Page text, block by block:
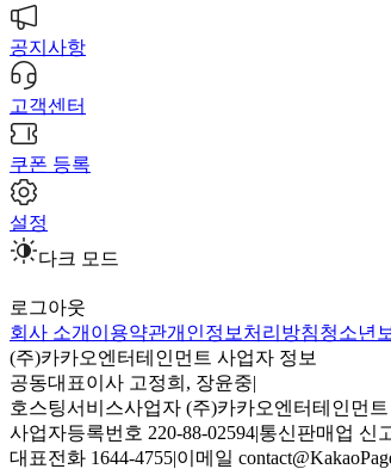
공지사항
고객센터
쿠폰 등록
설정
다크 모드
로그아웃
회사 소개 이용약관개인정보처리방침청소년
(주)카카오엔터테인먼트 사업자 정보
공동대표이사 고정희, 장윤중|
호스팅서비스사업자 (주)카카오엔터테인먼트
사업자등록번호 220-88-02594|통신판매업 신
대표전화 1644-4755|이메일